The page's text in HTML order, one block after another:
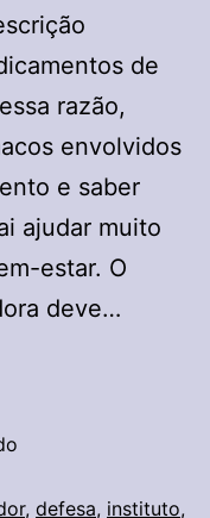
de
razão,
envolvidos
e saber
ajudar muito
estar. O
deve…
, defesa, instituto,